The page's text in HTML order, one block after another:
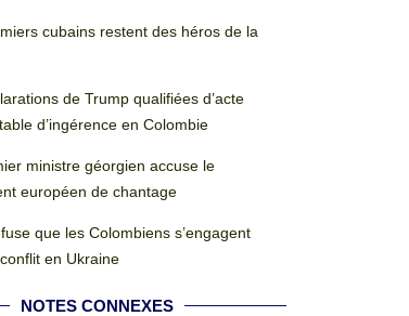
cubains restent des héros de la
de Trump qualifiées d’acte
d’ingérence en Colombie
ministre géorgien accuse le
européen de chantage
que les Colombiens s’engagent
en Ukraine
NOTES CONNEXES